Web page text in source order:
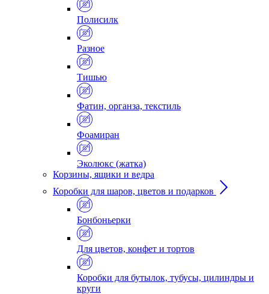
Полисилк
Разное
Тишью
Фатин, органза, текстиль
Фоамиран
Эколюкс (жатка)
Корзины, ящики и ведра
Коробки для шаров, цветов и подарков
Бонбоньерки
Для цветов, конфет и тортов
Коробки для бутылок, тубусы, цилиндры и
круги